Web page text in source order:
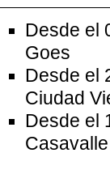
Desde el
Goes
Desde el
Ciudad
Desde el
Casavalle